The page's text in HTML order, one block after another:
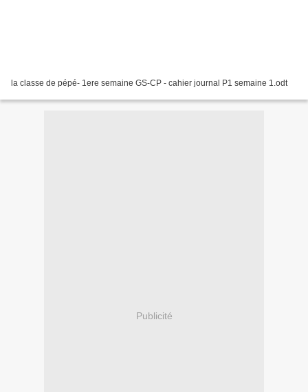
la classe de pépé- 1ere semaine GS-CP - cahier journal P1 semaine 1.odt
Publicité